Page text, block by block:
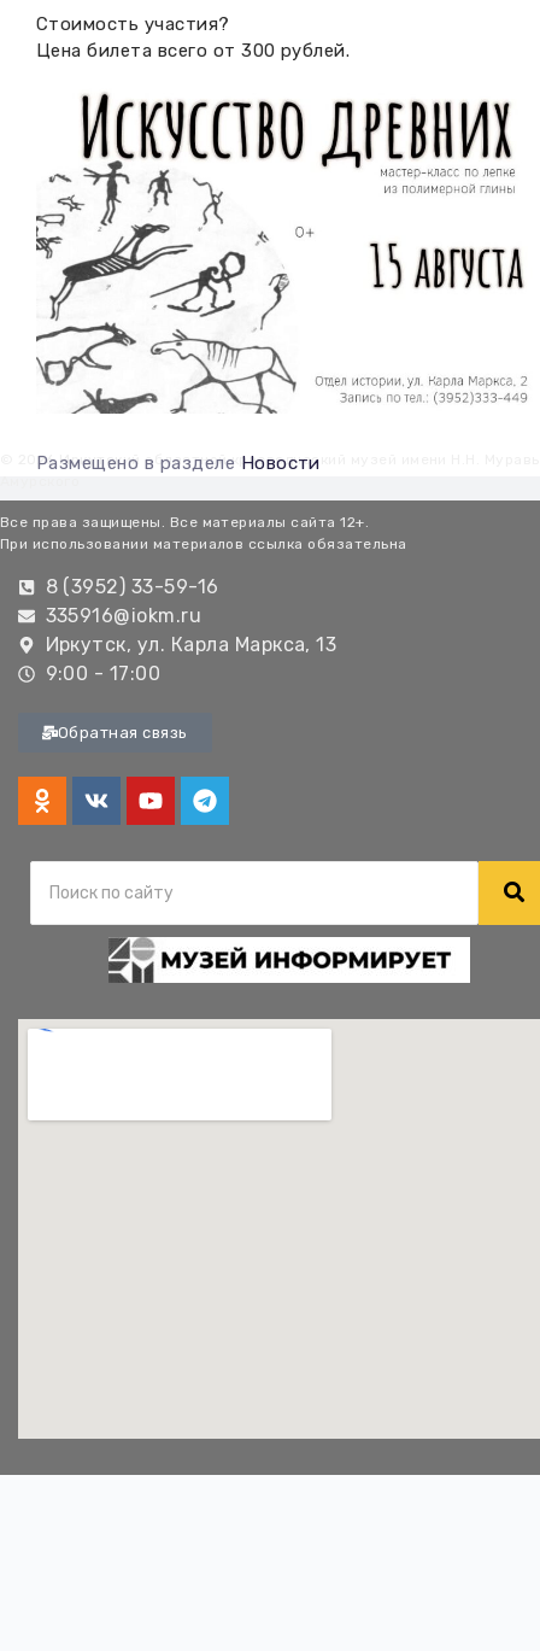
Стоимость участия?
Цена билета всего от 300 рублей.
Размещено в разделе Новости
© 2026 Иркутский областной краеведческий музей имени Н.Н.
Все права защищены. Все материалы сайта 12+.
При использовании материалов ссылка обязательна
8 (3952) 33-59-16
335916@iokm.ru
Иркутск, ул. Карла Маркса, 13
9:00 - 17:00
Обратная связь